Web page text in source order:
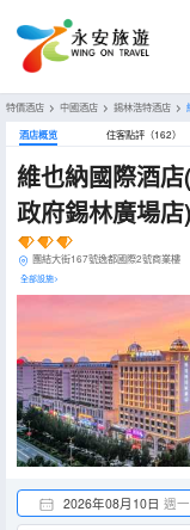
特價酒店 > 中國酒店 > 錫林浩特酒店 >
酒店概览 住客點評（162）
維也納國際酒
政府錫林廣場店)
團結大街167號逸都國際2號商業樓
全部設施>
2026年08月10日 週一